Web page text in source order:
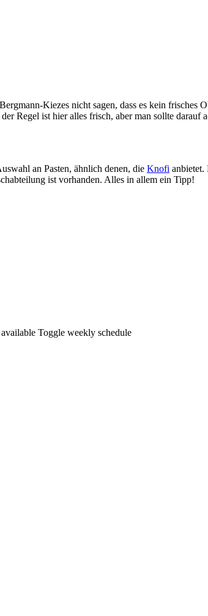
Kiezes nicht sagen, dass es kein
Regel ist hier alles frisch, aber man sollte darauf
an Pasten, ähnlich denen, die Knofi anbietet.
ist vorhanden. Alles in allem ein Tipp!
Toggle weekly schedule